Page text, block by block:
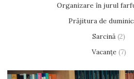
Organizare în jurul
Prăjitura de
Sarcină (2)
Vacanțe (7)